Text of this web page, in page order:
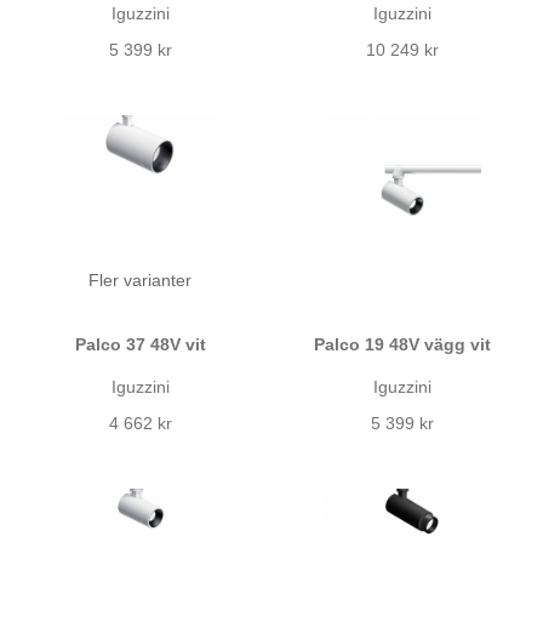
Iguzzini
5 399 kr
Iguzzini
10 249 kr
Fler varianter
Palco 37 48V vit
Iguzzini
4 662 kr
Palco 19 48V vägg vit
Iguzzini
5 399 kr